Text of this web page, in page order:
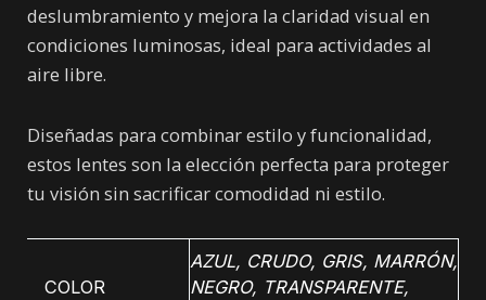
deslumbramiento y mejora la claridad visual en
condiciones luminosas, ideal para actividades al
aire libre.
Diseñadas para combinar estilo y funcionalidad,
estos lentes son la elección perfecta para proteger
tu visión sin sacrificar comodidad ni estilo.
COLOR
AZUL, CRUDO, GRIS, MARRÓN,
NEGRO, TRANSPARENTE,